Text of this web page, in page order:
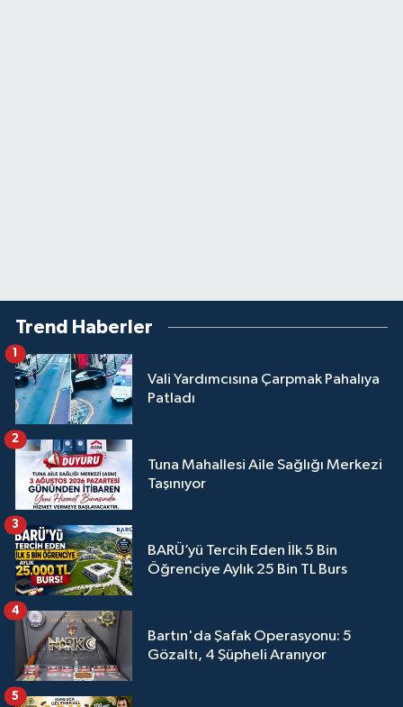
Trend Haberler
Vali Yardımcısına Çarpmak Pahalıya
Patladı
1
Tuna Mahallesi Aile Sağlığı Merkezi
Taşınıyor
2
BARÜ’yü Tercih Eden İlk 5 Bin
Öğrenciye Aylık 25 Bin TL Burs
3
Bartın'da Şafak Operasyonu: 5
Gözaltı, 4 Şüpheli Aranıyor
4
5